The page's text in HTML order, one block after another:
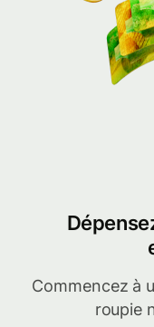
Commencez à
roupie